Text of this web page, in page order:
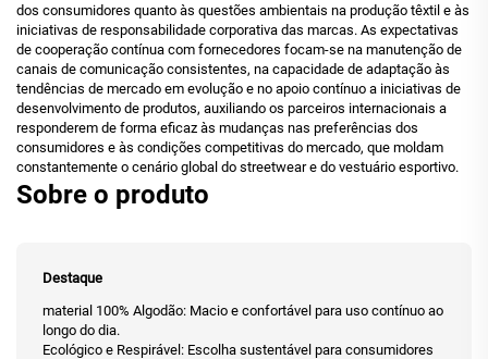
dos consumidores quanto às questões ambientais na produção têxtil e às
iniciativas de responsabilidade corporativa das marcas. As expectativas
de cooperação contínua com fornecedores focam-se na manutenção de
canais de comunicação consistentes, na capacidade de adaptação às
tendências de mercado em evolução e no apoio contínuo a iniciativas de
desenvolvimento de produtos, auxiliando os parceiros internacionais a
responderem de forma eficaz às mudanças nas preferências dos
consumidores e às condições competitivas do mercado, que moldam
constantemente o cenário global do streetwear e do vestuário esportivo.
Sobre o produto
Destaque
material 100% Algodão: Macio e confortável para uso contínuo ao
longo do dia.
Ecológico e Respirável: Escolha sustentável para consumidores